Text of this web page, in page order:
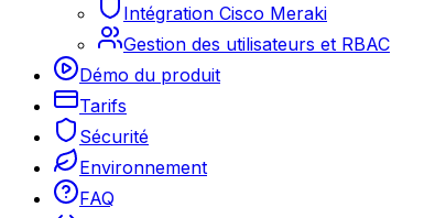
Intégration Cisco Meraki
Gestion des utilisateurs et RBAC
Démo du produit
Tarifs
Sécurité
Environnement
FAQ